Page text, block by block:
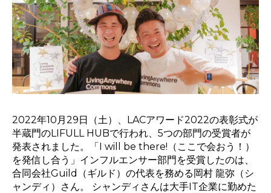
2022年10月29日（土）、LACアワード2022の表彰式が
半蔵門のLIFULL HUBで行われ、5つの部門の受賞者が
発表されました。「I will be there!（ここで会おう！）
を発信し合う」インフルエンサー部門を受賞したのは、
合同会社Guild（ギルド）の代表を務める岡村 龍弥（シ
ャンディ）さん。 シャンディさんは大手IT企業に勤めた